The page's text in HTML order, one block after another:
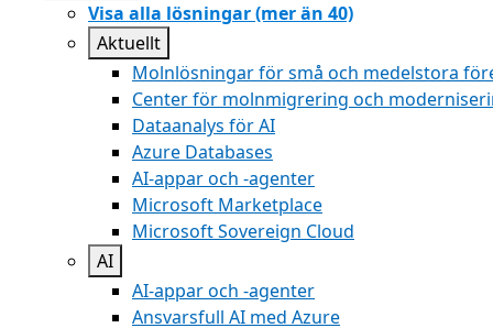
Visa alla lösningar (mer än 40)
Aktuellt
Molnlösningar för små och medelstora
Center för molnmigrering och
Dataanalys för AI
Azure Databases
AI-appar och -agenter
Microsoft Marketplace
Microsoft Sovereign Cloud
AI
AI-appar och -agenter
Ansvarsfull AI med Azure